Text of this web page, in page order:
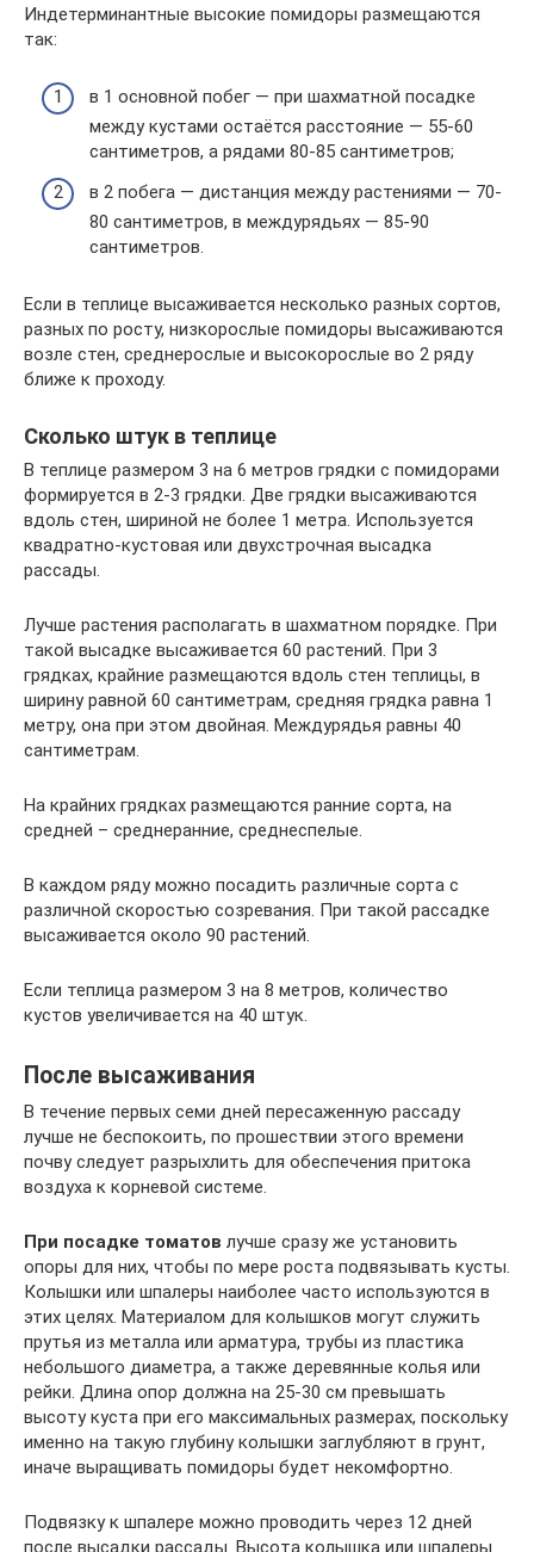
Индетерминантные высокие помидоры размещаются
так:
в 1 основной побег — при шахматной посадке
между кустами остаётся расстояние — 55-60
сантиметров, а рядами 80-85 сантиметров;
в 2 побега — дистанция между растениями — 70-
80 сантиметров, в междурядьях — 85-90
сантиметров.
Если в теплице высаживается несколько разных сортов,
разных по росту, низкорослые помидоры высаживаются
возле стен, среднерослые и высокорослые во 2 ряду
ближе к проходу.
Сколько штук в теплице
В теплице размером 3 на 6 метров грядки с помидорами
формируется в 2-3 грядки. Две грядки высаживаются
вдоль стен, шириной не более 1 метра. Используется
квадратно-кустовая или двухстрочная высадка
рассады.
Лучше растения располагать в шахматном порядке. При
такой высадке высаживается 60 растений. При 3
грядках, крайние размещаются вдоль стен теплицы, в
ширину равной 60 сантиметрам, средняя грядка равна 1
метру, она при этом двойная. Междурядья равны 40
сантиметрам.
На крайних грядках размещаются ранние сорта, на
средней – среднеранние, среднеспелые.
В каждом ряду можно посадить различные сорта с
различной скоростью созревания. При такой рассадке
высаживается около 90 растений.
Если теплица размером 3 на 8 метров, количество
кустов увеличивается на 40 штук.
После высаживания
В течение первых семи дней пересаженную рассаду
лучше не беспокоить, по прошествии этого времени
почву следует разрыхлить для обеспечения притока
воздуха к корневой системе.
При посадке томатов лучше сразу же установить
опоры для них, чтобы по мере роста подвязывать кусты.
Колышки или шпалеры наиболее часто используются в
этих целях. Материалом для колышков могут служить
прутья из металла или арматура, трубы из пластика
небольшого диаметра, а также деревянные колья или
рейки. Длина опор должна на 25-30 см превышать
высоту куста при его максимальных размерах, поскольку
именно на такую глубину колышки заглубляют в грунт,
иначе выращивать помидоры будет некомфортно.
Подвязку к шпалере можно проводить через 12 дней
после высадки рассады. Высота колышка или шпалеры